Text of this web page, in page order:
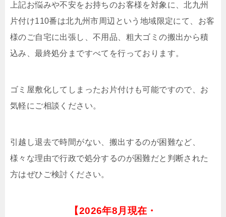
上記お悩みや不安をお持ちのお客様を対象に、北九州
片付け110番は北九州市周辺という地域限定にて、お客
様のご自宅に出張し、不用品、粗大ゴミの搬出から積
込み、最終処分まですべてを行っております。
ゴミ屋敷化してしまったお片付けも可能ですので、お
気軽にご相談ください。
引越し退去で時間がない、搬出するのが困難など、
様々な理由で行政で処分するのが困難だと判断された
方はぜひご検討ください。
【2026年8月現在・